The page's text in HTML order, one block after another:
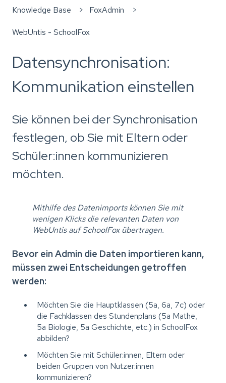
Knowledge Base FoxAdmin
WebUntis - SchoolFox
Datensynchronisation:
Kommunikation einstellen
Sie können bei der Synchronisation
festlegen, ob Sie mit Eltern oder
Schüler:innen kommunizieren
möchten.
Mithilfe des Datenimports können Sie mit
wenigen Klicks die relevanten Daten von
WebUntis auf SchoolFox übertragen.
Bevor ein Admin die Daten importieren kann,
müssen zwei Entscheidungen getroffen
werden:
Möchten Sie die Hauptklassen (5a, 6a, 7c) oder
die Fachklassen des Stundenplans (5a Mathe,
5a Biologie, 5a Geschichte, etc.) in SchoolFox
abbilden?
Möchten Sie mit Schüler:innen, Eltern oder
beiden Gruppen von Nutzer:innen
kommunizieren?